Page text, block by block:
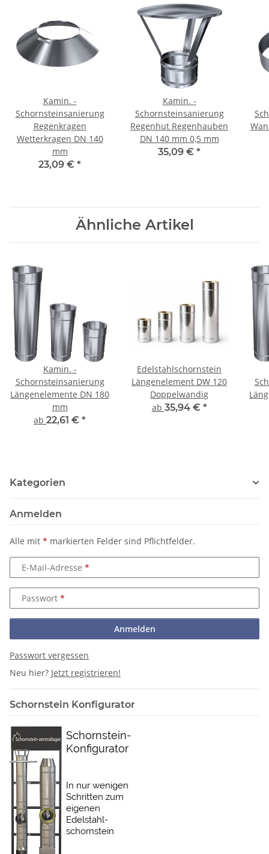
Kamin. -
Schornsteinsanierung
Regenkragen
Wetterkragen DN 140
mm
23,09 € *
Kamin. -
Schornsteinsanierung
Regenhut Regenhauben
DN 140 mm 0,5 mm
35,09 € *
Ähnliche Artikel
Kamin. -
Schornsteinsanierung
Längenelemente DN 180
mm
ab 22,61 € *
Edelstahlschornstein
Längenelement DW 120
Doppelwandig
ab 35,94 € *
Kategorien
Anmelden
Alle mit * markierten Felder sind Pflichtfelder.
E-Mail-Adresse
Passwort
Anmelden
Passwort vergessen
Neu hier? Jetzt registrieren!
Schornstein Konfigurator